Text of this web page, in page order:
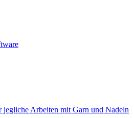
Arbeiten mit Garn und Nadeln